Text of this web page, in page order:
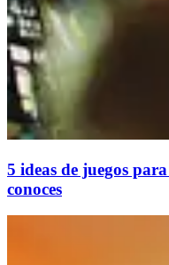
5 ideas de juegos
conoces